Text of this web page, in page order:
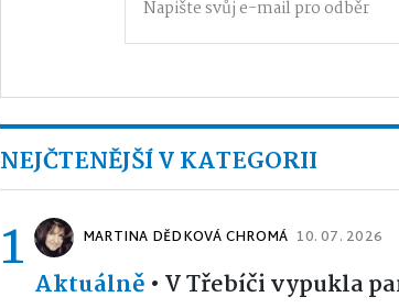
NEJČTENĚJŠÍ V KATEGORII
1 MARTINA DĚDKOVÁ CHROMÁ 10. 07. 2026
Aktuálně • V Třebíči vypukla